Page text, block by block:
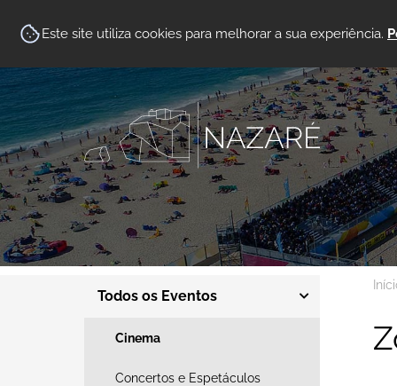
Este site utiliza cookies para melhorar a sua experiência.
Todos os Eventos
Cinema
Concertos e Espetáculos